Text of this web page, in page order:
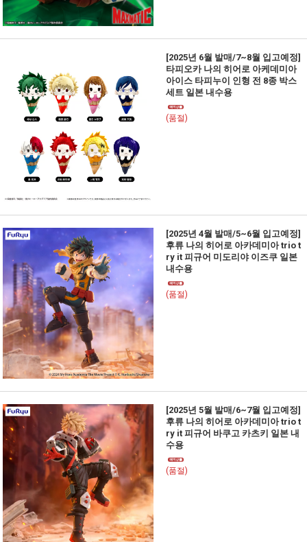
[2025년 6월 발매/7~8월 입고예정]
타피오카 나의 히어로 아케데미아
아이스 타피누이 인형 전 8종 박스
세트 일본 내수용
(품절)
[2025년 4월 발매/5~6월 입고예정]
후류 나의 히어로 아카데미아 trio t
ry it 피규어 미도리야 이즈쿠 일본
내수용
(품절)
[2025년 5월 발매/6~7월 입고예정]
후류 나의 히어로 아카데미아 trio t
ry it 피규어 바쿠고 카츠키 일본 내
수용
(품절)